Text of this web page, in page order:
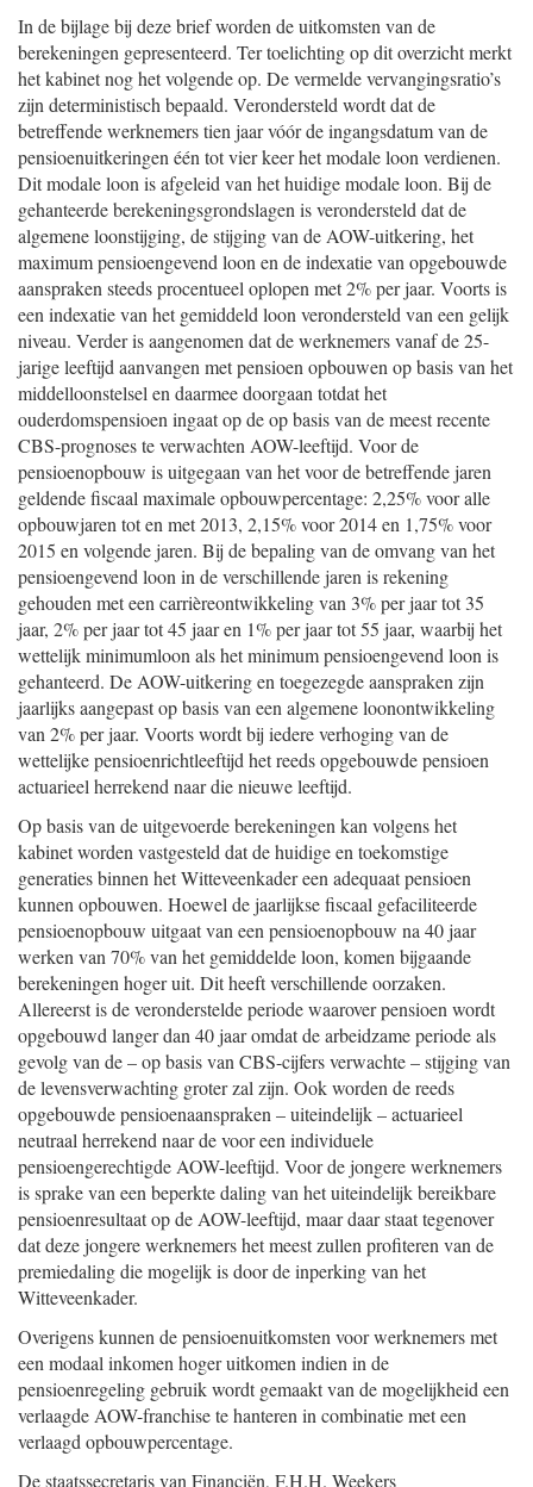
In de bijlage bij deze brief worden de uitkomsten van de
berekeningen gepresenteerd. Ter toelichting op dit overzicht merkt
het kabinet nog het volgende op. De vermelde vervangingsratio’s
zijn deterministisch bepaald. Verondersteld wordt dat de
betreffende werknemers tien jaar vóór de ingangsdatum van de
pensioenuitkeringen één tot vier keer het modale loon verdienen.
Dit modale loon is afgeleid van het huidige modale loon. Bij de
gehanteerde berekeningsgrondslagen is verondersteld dat de
algemene loonstijging, de stijging van de AOW-uitkering, het
maximum pensioengevend loon en de indexatie van opgebouwde
aanspraken steeds procentueel oplopen met 2% per jaar. Voorts is
een indexatie van het gemiddeld loon verondersteld van een gelijk
niveau. Verder is aangenomen dat de werknemers vanaf de 25-
jarige leeftijd aanvangen met pensioen opbouwen op basis van het
middelloonstelsel en daarmee doorgaan totdat het
ouderdomspensioen ingaat op de op basis van de meest recente
CBS-prognoses te verwachten AOW-leeftijd. Voor de
pensioenopbouw is uitgegaan van het voor de betreffende jaren
geldende fiscaal maximale opbouwpercentage: 2,25% voor alle
opbouwjaren tot en met 2013, 2,15% voor 2014 en 1,75% voor
2015 en volgende jaren. Bij de bepaling van de omvang van het
pensioengevend loon in de verschillende jaren is rekening
gehouden met een carrièreontwikkeling van 3% per jaar tot 35
jaar, 2% per jaar tot 45 jaar en 1% per jaar tot 55 jaar, waarbij het
wettelijk minimumloon als het minimum pensioengevend loon is
gehanteerd. De AOW-uitkering en toegezegde aanspraken zijn
jaarlijks aangepast op basis van een algemene loonontwikkeling
van 2% per jaar. Voorts wordt bij iedere verhoging van de
wettelijke pensioenrichtleeftijd het reeds opgebouwde pensioen
actuarieel herrekend naar die nieuwe leeftijd.
Op basis van de uitgevoerde berekeningen kan volgens het
kabinet worden vastgesteld dat de huidige en toekomstige
generaties binnen het Witteveenkader een adequaat pensioen
kunnen opbouwen. Hoewel de jaarlijkse fiscaal gefaciliteerde
pensioenopbouw uitgaat van een pensioenopbouw na 40 jaar
werken van 70% van het gemiddelde loon, komen bijgaande
berekeningen hoger uit. Dit heeft verschillende oorzaken.
Allereerst is de veronderstelde periode waarover pensioen wordt
opgebouwd langer dan 40 jaar omdat de arbeidzame periode als
gevolg van de – op basis van CBS-cijfers verwachte – stijging van
de levensverwachting groter zal zijn. Ook worden de reeds
opgebouwde pensioenaanspraken – uiteindelijk – actuarieel
neutraal herrekend naar de voor een individuele
pensioengerechtigde AOW-leeftijd. Voor de jongere werknemers
is sprake van een beperkte daling van het uiteindelijk bereikbare
pensioenresultaat op de AOW-leeftijd, maar daar staat tegenover
dat deze jongere werknemers het meest zullen profiteren van de
premiedaling die mogelijk is door de inperking van het
Witteveenkader.
Overigens kunnen de pensioenuitkomsten voor werknemers met
een modaal inkomen hoger uitkomen indien in de
pensioenregeling gebruik wordt gemaakt van de mogelijkheid een
verlaagde AOW-franchise te hanteren in combinatie met een
verlaagd opbouwpercentage.
De staatssecretaris van Financiën, F.H.H. Weekers